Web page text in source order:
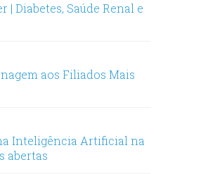
| Diabetes, Saúde Renal e
aos Filiados Mais
Inteligência Artificial na
abertas